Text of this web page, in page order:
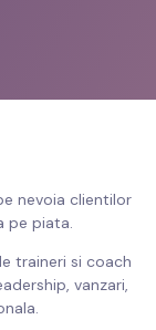
nevoia clientilor
pe piata.
traineri si coach
vanzari,